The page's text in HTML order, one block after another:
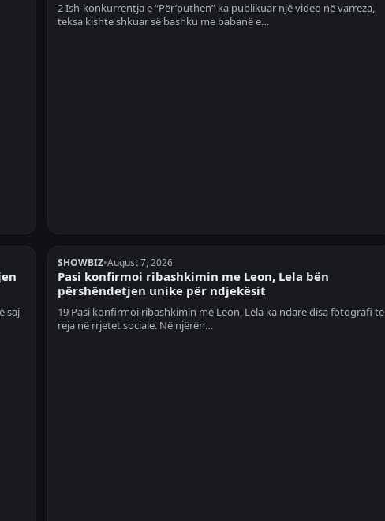
2 Ish-konkurrentja e “Për’puthen” ka publikuar një video në varreza,
teksa kishte shkuar së bashku me babanë e…
saj
SHOWBIZ•August 7, 2026
Pasi konfirmoi ribashkimin me Leon, Lela bën
përshëndetjen unike për ndjekësit
19 Pasi konfirmoi ribashkimin me Leon, Lela ka ndarë disa fotografi të
reja në rrjetet sociale. Në njërën…